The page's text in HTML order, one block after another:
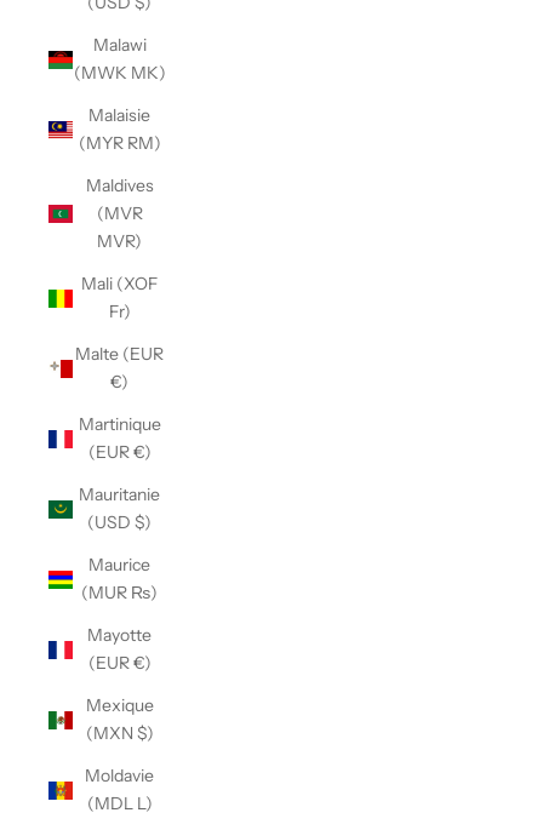
Malawi
(MWK MK)
Malaisie
(MYR RM)
Maldives
(MVR
MVR)
Mali (XOF
Fr)
Malte (EUR
€)
Martinique
(EUR €)
Mauritanie
(USD $)
Maurice
(MUR ₨)
Mayotte
(EUR €)
Mexique
(MXN $)
Moldavie
(MDL L)